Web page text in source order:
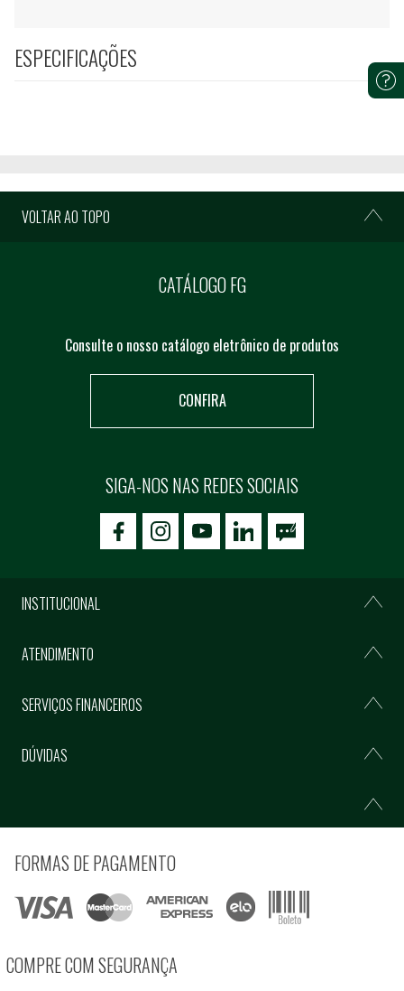
ESPECIFICAÇÕES
VOLTAR AO TOPO
CATÁLOGO FG
Consulte o nosso catálogo eletrônico de produtos
CONFIRA
SIGA-NOS NAS REDES SOCIAIS
icon-facebookicon-social02icon-social03
INSTITUCIONAL
ATENDIMENTO
SERVIÇOS FINANCEIROS
DÚVIDAS
FORMAS DE PAGAMENTO
COMPRE COM SEGURANÇA